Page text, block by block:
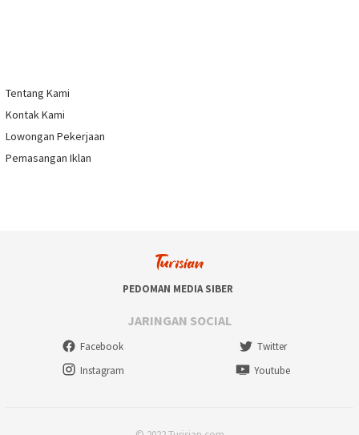
Tentang Kami
Kontak Kami
Lowongan Pekerjaan
Pemasangan Iklan
PEDOMAN MEDIA SIBER
JARINGAN SOCIAL
Facebook
Twitter
Instagram
Youtube